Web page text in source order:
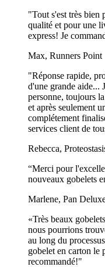
Gobelets en
paroi)
recherche de
des designs
mate ou brillante.
commande de 1
semaines.
Gobelets en
L'option la plus
sont fabriqués à
AA, ce qui les rend
couleurs illimitées
commande bas et la
gobelets standards.
Gobelets en
"Tout s'est très bien
qualité et pour une
express! Je
Max, Runners Point
"Réponse rapide,
d'une grande aide...
personne, toujours
et après seulement
complétement
services client de
Rebecca,
“Merci pour
nouveaux gobelets
Marlene, Pan
«Très beaux
nous pourrions
au long du
gobelet en carton le
recommandé!"